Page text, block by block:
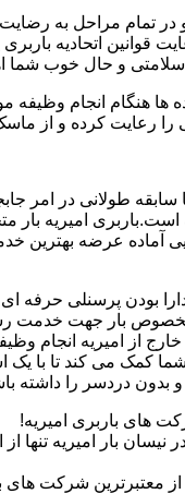
در تمام مراحل به
قوانین اتحادیه
سلامتی و حال خوب شما
ها هنگام انجام
را رعایت کرده و از ماسک
سابقه طولانی در امر
است.باربری امیریه
آماده عرضه بهترین
دارا بودن پرسنلی حرفه
بار جهت خدمت
از امیریه انجام
شما کمک می کند تا با
بدون دردسر را داشته
های باربری امیریه!
نیسان بار امیریه تنها
از معتبرترین شرکت های